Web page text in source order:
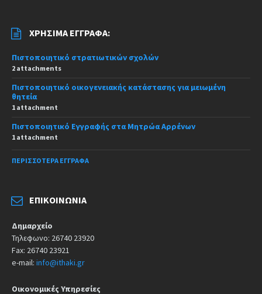
ΧΡΉΣΙΜΑ ΈΓΓΡΑΦΑ:
Πιστοποιητικό στρατιωτικών σχολών
2 attachments
Πιστοποιητικό οικογενειακής κατάστασης για μειωμένη
θητεία
1 attachment
Πιστοποιητικό Εγγραφής στα Μητρώα Αρρένων
1 attachment
ΠΕΡΙΣΣΌΤΕΡΑ ΈΓΓΡΑΦΑ
ΕΠΙΚΟΙΝΩΝΊΑ
Δημαρχείο
Τηλεφωνο: 26740 23920
Fax: 26740 23921
e-mail: info@ithaki.gr
Οικονομικές Υπηρεσίες